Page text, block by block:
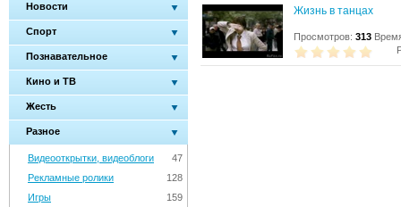
Новости
Спорт
Познавательное
Кино и ТВ
Жесть
Разное
47
Видеооткрытки, видеоблоги
128
Рекламные ролики
159
Игры
Жизнь в танцах
Просмотров: 313